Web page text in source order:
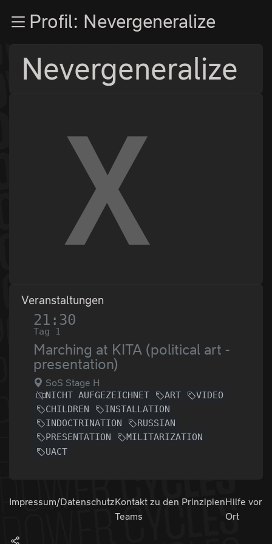
Zum InhaltProfil: Nevergeneralize
Nevergeneralize
Veranstaltungen
21:30
Tag 1
Marching at KITA (political art -
presentation)
SoS Stage H
NICHT AUFGEZEICHNET ART
VIDEO
CHILDREN
INSTALLATION
INDOCTRINATION
RUSSIAN
PRESENTATION
MILITARIZATION
UACT
Impressum/DatenschutzKontakt zu den
Teams
PrinzipienHilfe vor
Ort